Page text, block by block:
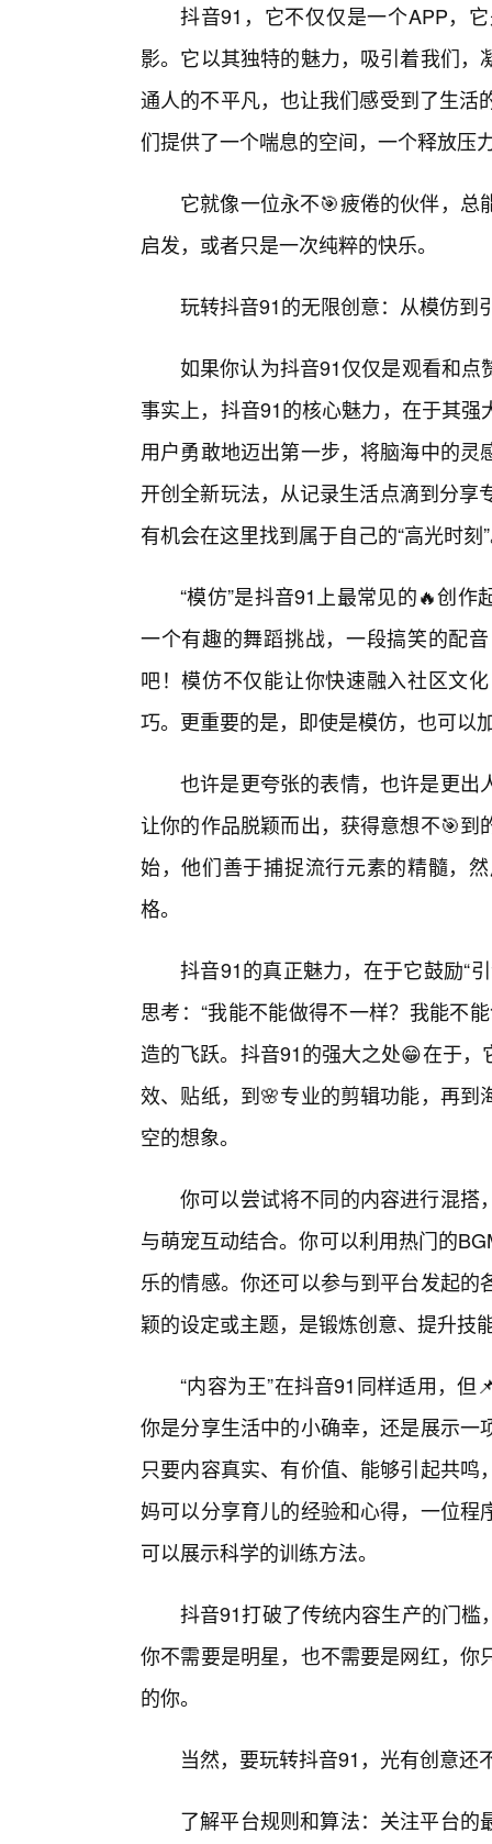
抖音91，它不仅仅是一个APP，
影。它以其独特的魅力，吸引着我们
通人的不平凡，也让我们感受到了生
们提供了一个喘息的空间，一个释放压
它就像一位永不🎯疲倦的伙伴，
启发，或者只是一次纯粹的快乐。
玩转抖音91的无限创意：从模仿到
如果你认为抖音91仅仅是观看和
事实上，抖音91的核心魅力，在于其
用户勇敢地迈出第一步，将脑海中的
开创全新玩法，从记录生活点滴到分
有机会在这里找到属于自己的“高光时刻
“模仿”是抖音91上最常见的🔥创
一个有趣的舞蹈挑战，一段搞笑的配
吧！模仿不仅能让你快速融入社区文
巧。更重要的是，即使是模仿，也可以
也许是更夸张的表情，也许是更出
让你的作品脱颖而出，获得意想不🎯
始，他们善于捕捉流行元素的精髓，
格。
抖音91的真正魅力，在于它鼓励“
思考：“我能不能做得不一样？我能不
造的飞跃。抖音91的强大之处😁在于
效、贴纸，到🌸专业的剪辑功能，再
空的想象。
你可以尝试将不同的内容进行混搭
与萌宠互动结合。你可以利用热门的
乐的情感。你还可以参与到平台发起
颖的设定或主题，是锻炼创意、提升技
“内容为王”在抖音91同样适用，但
你是分享生活中的小确幸，还是展示
只要内容真实、有价值、能够引起共
妈可以分享育儿的经验和心得，一位
可以展示科学的训练方法。
抖音91打破了传统内容生产的门
你不需要是明星，也不需要是网红，
的你。
当然，要玩转抖音91，光有创意还
了解平台规则和算法：关注平台